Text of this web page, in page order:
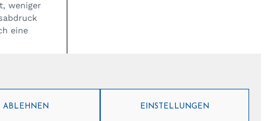
ABLEHNEN EINSTELLUNGEN
weniger
eine